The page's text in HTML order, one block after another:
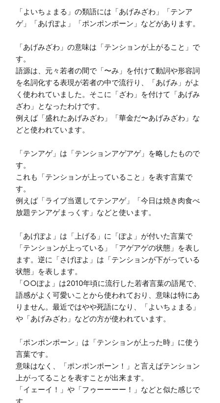
「よいちょまる」の類語には「あげみざわ」「テンア
ゲ」「あげぽよ」「ポンポンポーン」などがあります。
「あげみざわ」の意味は「テンションが上がること」で
す。
語源は、元々若者の間で「〜み」を付けて動詞や形容詞
を名詞化する表現が若者の中で流行り、「あげみ」がよ
く使われていました。そこに「ざわ」を付けて「あげみ
ざわ」となったわけです。
例えば「盛れたあげみざわ」「華金だ〜あげみざわ」な
どと使われています。
「テンアゲ」は「テンションアゲアゲ」を略したもので
す。
これも「テンションが上っていること」を表す言葉で
す。
例えば「ライブ当選してテンアゲ」「今日は焼き肉食べ
放題テンアゲまっくす」などと使います。
「あげぽよ」は「上げる」に「ぽよ」が付いた言葉で
「テンションが上っている」「アゲアゲの状態」を表し
ます。逆に「さげぽよ」は「テンションが下がっている
状態」を表します。
「○○ぽよ」は2010年頃に流行した若者言葉の語尾で、
語感がよく可愛いことから使われており、意味は特にあ
りません。最近ではやや死語になり、「よいちょまる」
や「あげみざわ」などの方が使われています。
「ポンポンポーン」は「テンションが上った時」に使う
言葉です。
意味はなく、「ポンポンポーン！」と言えばテンション
上がってることを表すことが出来ます。
「イェーイ！」や「フゥーーーー！」などと似た感じで